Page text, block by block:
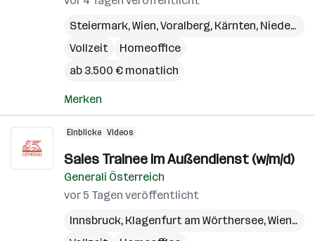
Steiermark,Wien,Voralberg, Kärnten, Niederösterreich
Vollzeit
Homeoffice
ab 3.500 € monatlich
Merken
Einblicke Videos
Sales Trainee im Außendienst (w/m/d)
Generali Österreich
vor 5 Tagen veröffentlicht
Innsbruck, Klagenfurt am Wörthersee,Wien,